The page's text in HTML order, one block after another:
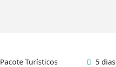
Pacote Turísticos 5 dias